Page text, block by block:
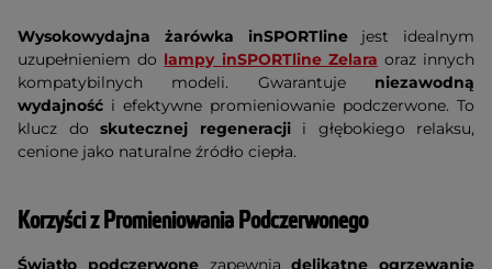
Wysokowydajna żarówka inSPORTlinejest idealnym
uzupełnieniem do lampy inSPORTline Zelara oraz innych
kompatybilnych modeli. Gwarantuje niezawodną
wydajność i efektywne promieniowanie podczerwone. To
klucz do skutecznej regeneracjii głębokiego relaksu,
cenione jako naturalne źródło ciepła.
Korzyści z Promieniowania Podczerwonego
Światło podczerwonezapewniadelikatne ogrzewanie